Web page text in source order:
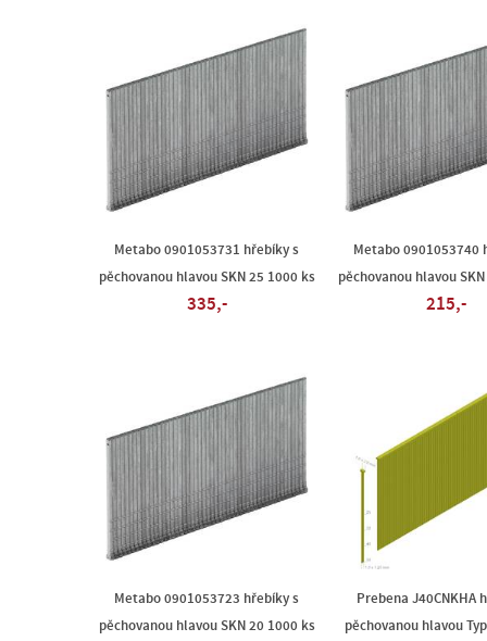
Metabo 0901053731 hřebíky s
pěchovanou hlavou SKN 25 1000 ks
335,-
Metabo 0901053740
pěchovanou hlavou
215,-
Metabo 0901053723 hřebíky s
pěchovanou hlavou SKN 20 1000 ks
Prebena J40CNKHA
pěchovanou hlavou